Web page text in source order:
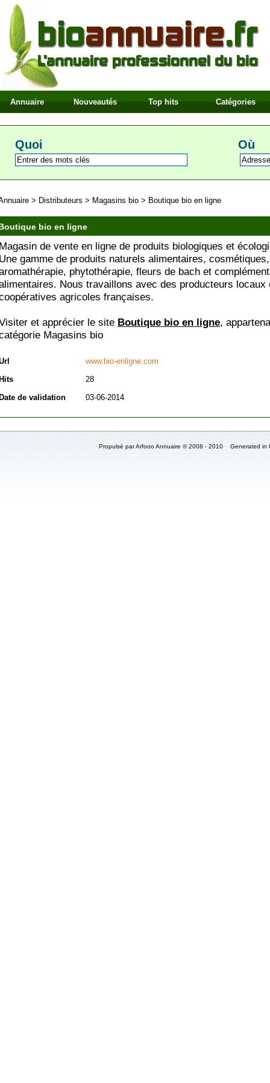
Annuaire Nouveautés Top hits Catégories
Quoi Où
> Distributeurs > Magasins bio > Boutique bio en ligne
bio en ligne
de vente en ligne de produits biologiques et
gamme de produits naturels alimentaires, cosmétiques,
phytothérapie, fleurs de bach et
Nous travaillons avec des producteurs locaux
agricoles françaises.
et apprécier le site Boutique bio en ligne,
Magasins bio
www.bio-enligne.com
28
de validation
03-06-2014
Propulsé par Arfooo Annuaire © 2008 - 2010 Generated